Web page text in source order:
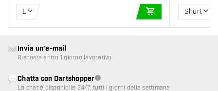
L
AGGIUNGI AL
Short
Invia un'e-mail
Risposta entro 1 giorno lavorativo
Chatta con DartshopperServizio clienti non disponibile
La chat è disponibile 24/7, tutti i giorni della settimana